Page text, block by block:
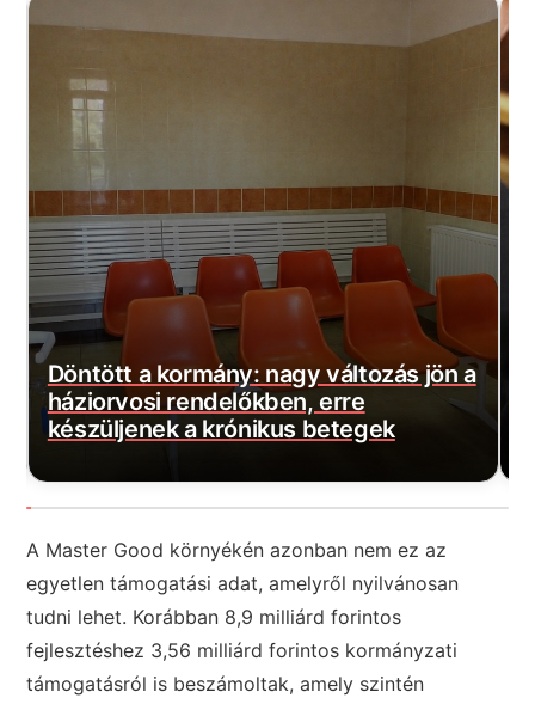
Szijjártó máris rossz híreket kapott:
Százmilliós bírságot szabott ki a
hatóság!
A Master Good környékén azonban nem ez az
egyetlen támogatási adat, amelyről nyilvánosan
tudni lehet. Korábban 8,9 milliárd forintos
fejlesztéshez 3,56 milliárd forintos kormányzati
támogatásról is beszámoltak, amely szintén